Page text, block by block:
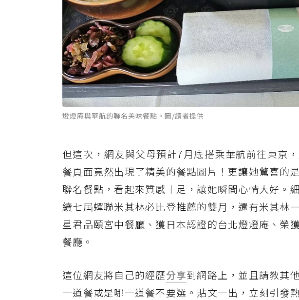
燈燈庵與華航的聯名美味餐點。圖/讀者提供
但這次，網友與父母預計7月底搭乘華航前往東京
餐頁面竟然出現了精美的餐點圖片！更讓她驚喜的
聯名餐點，看起來質感十足，讓她瞬間心情大好。
續七屆蟬聯米其林必比登推薦的雙月，還有米其林
星君品頤宮中餐廳、獲日本認證的台北燈燈庵、榮
餐廳。
這位網友將自己的經歷分享到網路上，並且請教其
一道餐或是哪一道餐不要選。貼文一出，立刻引發